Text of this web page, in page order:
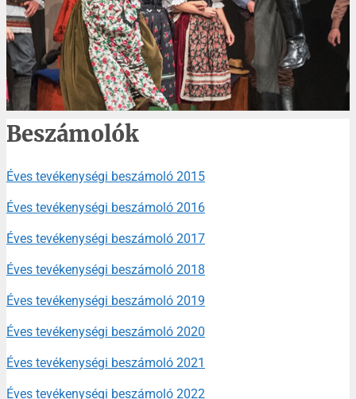
Beszámolók
Éves tevékenységi beszámoló 2015
Éves tevékenységi beszámoló 2016
Éves tevékenységi beszámoló 2017
Éves tevékenységi beszámoló 2018
Éves tevékenységi beszámoló 2019
Éves tevékenységi beszámoló 2020
Éves tevékenységi beszámoló 2021
Éves tevékenységi beszámoló 2022